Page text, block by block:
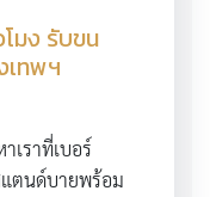
มง รับขน
เทพฯ
เราที่เบอร์
ตนด์บายพร้อม